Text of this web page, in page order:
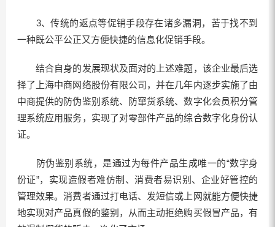
3、传统的返点等促销手段存在诸多漏洞，苦于找不到
一种既公平公正又方便快捷的信息化促销手段。
结合自身的发展现状及面对的上述难题，该企业最后选
择了上海中商网络股份有限公司，并在几年内逐步实施了由
中商提供的防伪鉴别系统、防窜货系统、数字化会员积分管
理系统应用服务，实现了对零部件产品的综合数字化身份认
证。
防伪鉴别系统，是通过为每件产品生成唯一的“数字身
份证”，实现造假者难仿制、消费者易识别、企业好管控的
管理效果。消费者通过打电话、发短信或上网就能方便快捷
地实现对产品真假的鉴别，从而主动拒绝购买假冒产品，有